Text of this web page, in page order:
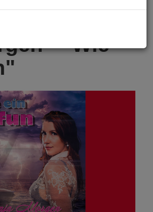
- "Wie